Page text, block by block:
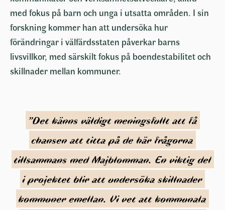
med fokus på barn och unga i utsatta områden. I sin
forskning kommer han att undersöka hur
förändringar i välfärdsstaten påverkar barns
livsvillkor, med särskilt fokus på boendestabilitet och
skillnader mellan kommuner.
”Det känns väldigt meningsfullt att få
chansen att titta på de här frågorna
tillsammans med Majblomman. En viktig del
i projektet blir att undersöka skillnader
kommuner emellan. Vi vet att kommunala